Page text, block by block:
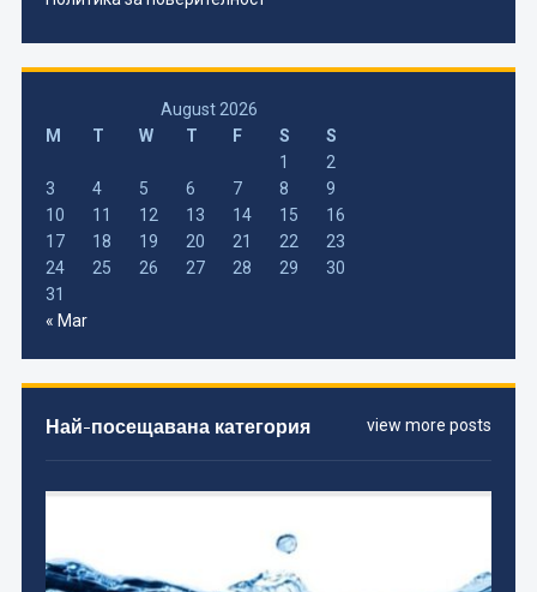
August 2026
M
T W T F S
S
1
2
3
4 5 6 7 8
9
10
11 12 13 14 15
16
17
18 19 20 21 22
23
24
25 26 27 28 29
30
31
« Mar
view more posts
Най-посещавана категория